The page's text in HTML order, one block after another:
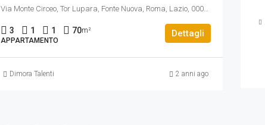
Via Monte Circeo, Tor Lupara, Fonte Nuova, Roma, Lazio, 00010, Italia
3 1 1 70m²
APPARTAMENTO
Dettagli
Dimora Talenti 2 anni ago